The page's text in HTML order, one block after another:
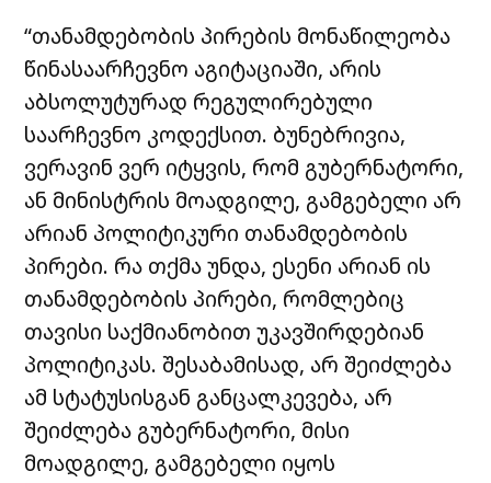
“თანამდებობის პირების მონაწილეობა
წინასაარჩევნო აგიტაციაში, არის
აბსოლუტურად რეგულირებული
საარჩევნო კოდექსით. ბუნებრივია,
ვერავინ ვერ იტყვის, რომ გუბერნატორი,
ან მინისტრის მოადგილე, გამგებელი არ
არიან პოლიტიკური თანამდებობის
პირები. რა თქმა უნდა, ესენი არიან ის
თანამდებობის პირები, რომლებიც
თავისი საქმიანობით უკავშირდებიან
პოლიტიკას. შესაბამისად, არ შეიძლება
ამ სტატუსისგან განცალკევება, არ
შეიძლება გუბერნატორი, მისი
მოადგილე, გამგებელი იყოს